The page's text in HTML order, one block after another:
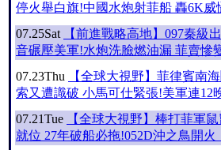
停火舉白旗!中國水炮射菲船 轟6K威
07.25Sat
【前進戰略高地】097秦級
音碾壓美軍!水炮洗臉燃油漏 菲賣慘
07.23Thu
【全球大視野】菲律賓南
索又遭識破 小馬可仕緊張!美軍連12
07.21Tue
【全球大視野】棒打菲軍
就位 27年破船必拖!052D沖之鳥開火